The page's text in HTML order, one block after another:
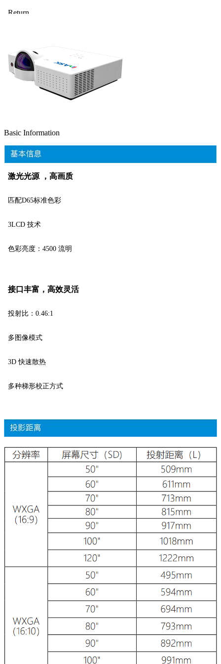
Basic Information
激光光源 ，高画质
匹配D65标准色彩
3LCD 技术
色彩亮度：4500 流明
接口丰富，高效灵活
投射比：0.46:1
多图像模式
3D 快速散热
多种梯形校正方式